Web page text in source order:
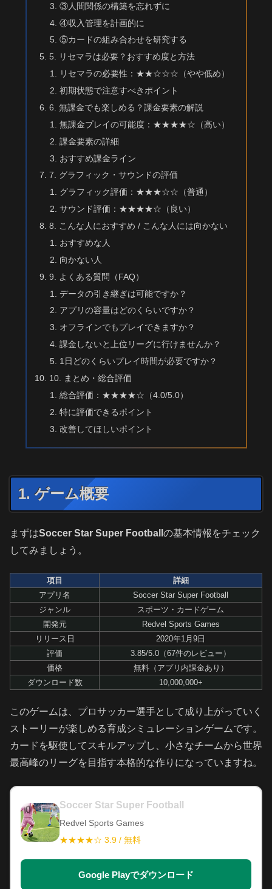
③人間関係の構築を忘れずに
④収入管理を計画的に
⑤カードの組み合わせを研究する
5. リセマラは必要？おすすめ度と方法
リセマラの必要性：★★☆☆☆（やや低め）
初期状態で注意すべきポイント
6. 無課金でも楽しめる？課金要素の解説
無課金プレイの可能度：★★★★☆（高い）
課金要素の詳細
おすすめ課金ライン
7. グラフィック・サウンドの評価
グラフィック評価：★★★☆☆（普通）
サウンド評価：★★★★☆（良い）
8. こんな人におすすめ / こんな人には向かない
おすすめな人
向かない人
9. よくある質問（FAQ）
データの引き継ぎは可能ですか？
アプリの容量はどのくらいですか？
オフラインでもプレイできますか？
課金しないと上位リーグに行けませんか？
1日どのくらいプレイ時間が必要ですか？
10. まとめ・総合評価
総合評価：★★★★☆（4.0/5.0）
特に評価できるポイント
改善してほしいポイント
1. ゲーム概要
まずはSoccer Star Super Football の基本情報をチェック
してみましょう。
項目
詳細
アプリ名
Soccer Star Super Football
ジャンル
スポーツ・カードゲーム
開発元
Redvel Sports Games
リリース日
2020年1月9日
評価
3.85/5.0（67件のレビュー）
価格
無料（アプリ内課金あり）
ダウンロード数
10,000,000+
このゲームは、プロサッカー選手として成り上がっていく
ストーリーが楽しめる育成シミュレーションゲームです。
カードを駆使してスキルアップし、小さなチームから世界
最高峰のリーグを目指す本格的な作りになっていますね。
Soccer Star Super Football
Redvel Sports Games
★★★★☆ 3.9 / 無料
Google Playでダウンロード